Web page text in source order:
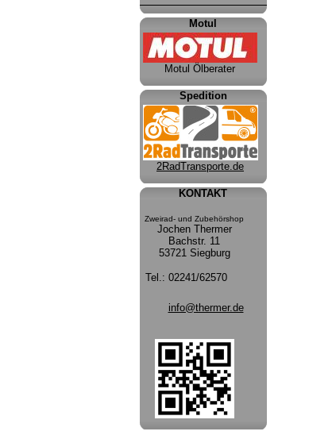
Motul
Motul Ölberater
Spedition
2RadTransporte.de
KONTAKT
Zweirad- und Zubehörshop
Jochen Thermer
Bachstr. 11
53721 Siegburg
Tel.: 02241/62570
info@thermer.de